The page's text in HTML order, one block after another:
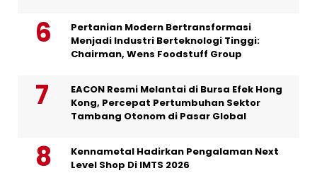
Pertanian Modern Bertransformasi
Menjadi Industri Berteknologi Tinggi:
Chairman, Wens Foodstuff Group
EACON Resmi Melantai di Bursa Efek Hong
Kong, Percepat Pertumbuhan Sektor
Tambang Otonom di Pasar Global
Kennametal Hadirkan Pengalaman Next
Level Shop Di IMTS 2026